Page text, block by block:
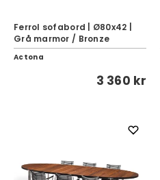
Ferrol sofabord | Ø80x42 |
Grå marmor / Bronze
Actona
3 360 kr